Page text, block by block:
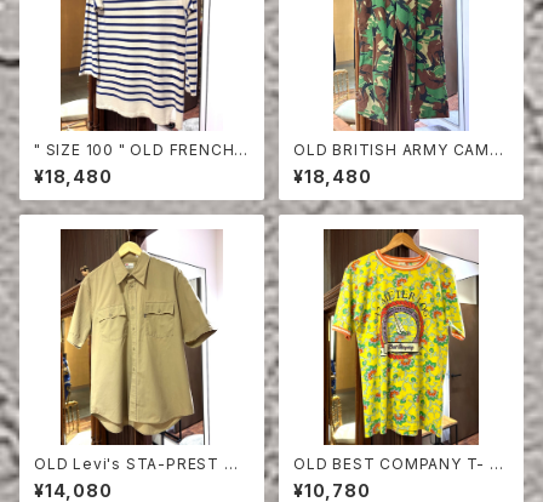
" SIZE 100 " OLD FRENCH
NAVY BORDER CUT-SEW
¥18,480
OLD BRITISH ARMY CAMO
UFLAGE TROUSERS
¥18,480
OLD Levi's STA-PREST HA
LF SLEEVE SHIRT
¥14,080
OLD BEST COMPANY T- S
HIRT
¥10,780